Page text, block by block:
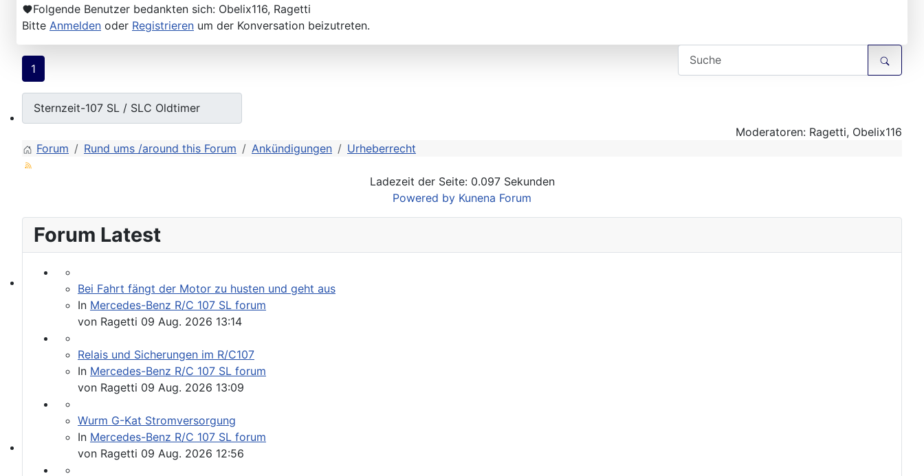
Werkstatt Artikel
Folgende Benutzer bedankten sich: Obelix116, Ragetti
Bitte Anmelden oder Registrieren um der Konversation beizutreten.
1
Moderatoren: Ragetti, Obelix116
Forum
Rund ums /around this Forum Ankündigungen Urheberrecht
Ladezeit der Seite: 0.097 Sekunden
Powered by Kunena Forum
Forum Latest
Bei Fahrt fängt der Motor zu husten und geht aus
In Mercedes-Benz R/C 107 SL forum
von Ragetti 09 Aug. 2026 13:14
Relais und Sicherungen im R/C107
In Mercedes-Benz R/C 107 SL forum
von Ragetti 09 Aug. 2026 13:09
Wurm G-Kat Stromversorgung
In Mercedes-Benz R/C 107 SL forum
von Ragetti 09 Aug. 2026 12:56